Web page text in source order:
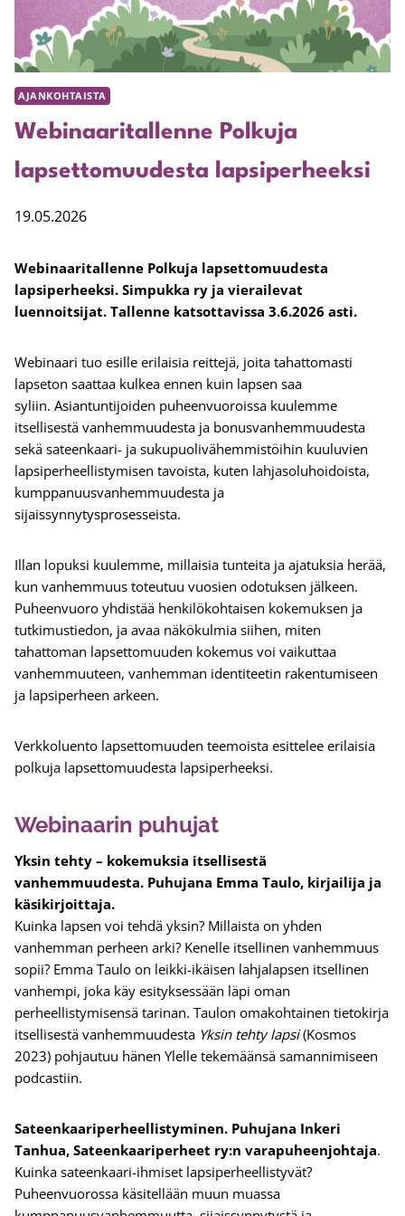
AJANKOHTAISTA
Webinaaritallenne Polkuja
lapsettomuudesta lapsiperheeksi
19.05.2026
Webinaaritallenne Polkuja lapsettomuudesta
lapsiperheeksi. Simpukka ry ja vierailevat
luennoitsijat. Tallenne katsottavissa 3.6.2026 asti.
Webinaari tuo esille erilaisia reittejä, joita tahattomasti
lapseton saattaa kulkea ennen kuin lapsen saa
syliin. Asiantuntijoiden puheenvuoroissa kuulemme
itsellisestä vanhemmuudesta ja bonusvanhemmuudesta
sekä sateenkaari- ja sukupuolivähemmistöihin kuuluvien
lapsiperheellistymisen tavoista, kuten lahjasoluhoidoista,
kumppanuusvanhemmuudesta ja
sijaissynnytysprosesseista.
Illan lopuksi kuulemme, millaisia tunteita ja ajatuksia herää,
kun vanhemmuus toteutuu vuosien odotuksen jälkeen.
Puheenvuoro yhdistää henkilökohtaisen kokemuksen ja
tutkimustiedon, ja avaa näkökulmia siihen, miten
tahattoman lapsettomuuden kokemus voi vaikuttaa
vanhemmuuteen, vanhemman identiteetin rakentumiseen
ja lapsiperheen arkeen.
Verkkoluento lapsettomuuden teemoista esittelee erilaisia
polkuja lapsettomuudesta lapsiperheeksi.
Webinaarin puhujat
Yksin tehty – kokemuksia itsellisestä
vanhemmuudesta. Puhujana Emma Taulo, kirjailija ja
käsikirjoittaja.
Kuinka lapsen voi tehdä yksin? Millaista on yhden
vanhemman perheen arki? Kenelle itsellinen vanhemmuus
sopii? Emma Taulo on leikki-ikäisen lahjalapsen itsellinen
vanhempi, joka käy esityksessään läpi oman
perheellistymisensä tarinan. Taulon omakohtainen tietokirja
itsellisestä vanhemmuudesta Yksin tehty lapsi(Kosmos
2023) pohjautuu hänen Ylelle tekemäänsä samannimiseen
podcastiin.
Sateenkaariperheellistyminen. Puhujana Inkeri
Tanhua, Sateenkaariperheet ry:n varapuheenjohtaja.
Kuinka sateenkaari-ihmiset lapsiperheellistyvät?
Puheenvuorossa käsitellään muun muassa